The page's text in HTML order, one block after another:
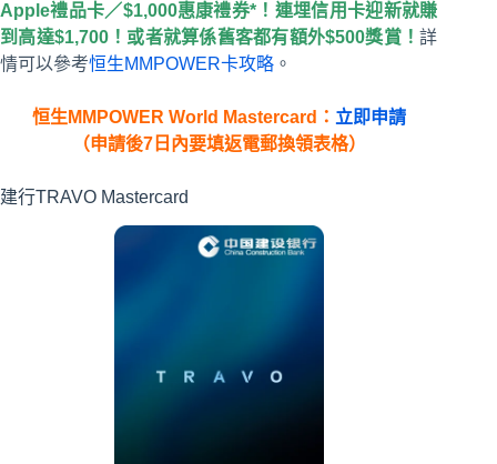
Apple禮品卡／$1,000惠康禮券*！連埋信用卡迎新就賺
到高達$1,700！或者就算係舊客都有額外$500獎賞！詳
情可以參考恒生MMPOWER卡攻略 。
恒生MMPOWER World Mastercard： 立即申請
（申請後7日內要填返電郵換領表格）
建行TRAVO Mastercard